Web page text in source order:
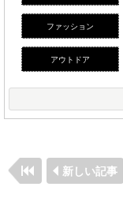
ファッション
アウトドア
新しい記事